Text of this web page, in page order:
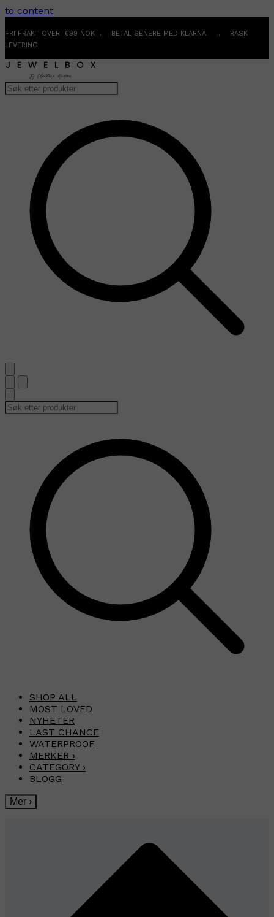
to content
FRI FRAKT OVER 699 NOK . BETAL SENERE MED KLARNA . RASK
LEVERING
SHOP ALL
MOST LOVED
NYHETER
LAST CHANCE
WATERPROOF
MERKER ›
CATEGORY ›
BLOGG
Mer ›